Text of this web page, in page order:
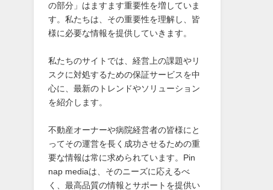
の部分」はますます重要性を増していま
す。私たちは、その重要性を理解し、皆
様に必要な情報を提供していきます。
私たちのサイトでは、経営上の課題やリ
スクに対処するための保証サービスを中
心に、最新のトレンドやソリューション
を紹介します。
不動産オーナーや病院経営者の皆様にと
ってその運営を長く成功させるための重
要な情報は常に求められています。Pin
nap mediaは、そのニーズに応えるべ
く、最高品質の情報とサポートを提供い